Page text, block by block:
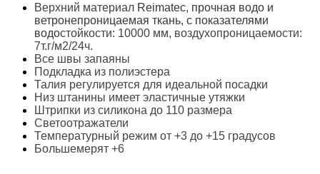
Верхний материал Reimatec, прочная водо и
ветронепроницаемая ткань, с показателями
водостойкости: 10000 мм, воздухопроницаемости:
7т.г/м2/24ч.
Все швы запаяны
Подкладка из полиэстера
Талия регулируется для идеальной посадки
Низ штанины имеет эластичные утяжки
Штрипки из силикона до 110 размера
Светоотражатели
Температурный режим от +3 до +15 градусов
Большемерят +6